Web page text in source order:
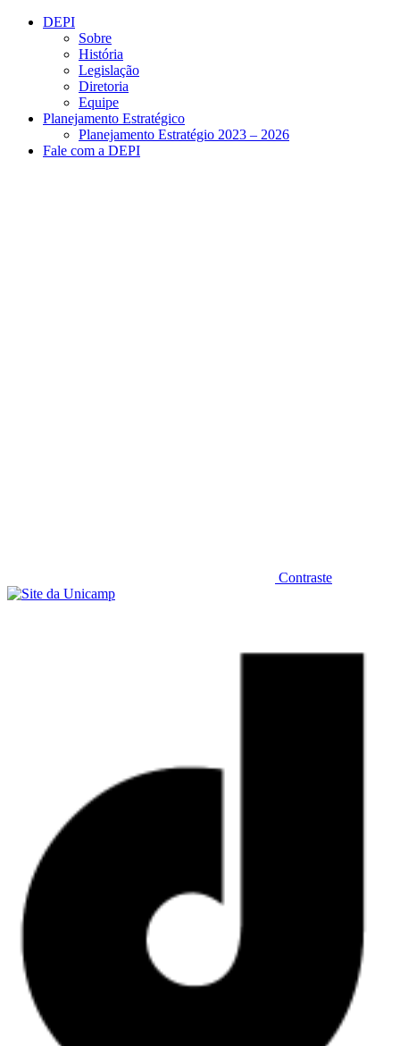
Conteúdo principal
DEPI
Sobre
História
Legislação
Diretoria
Equipe
Planejamento Estratégico
Planejamento Estratégio 2023 – 2026
Fale com a DEPI
Contraste